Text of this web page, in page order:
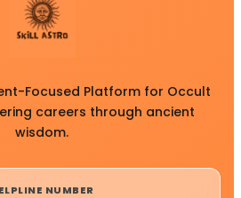
Focused Platform for Occult
careers through ancient
wisdom.
NUMBER